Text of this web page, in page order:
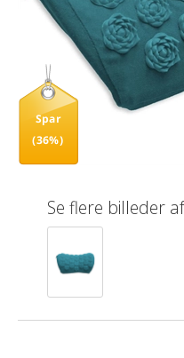
Spar
(36%)
Se flere billeder